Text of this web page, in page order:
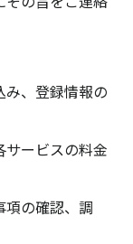
み、登録情報の
ービスの料金
項の確認、調